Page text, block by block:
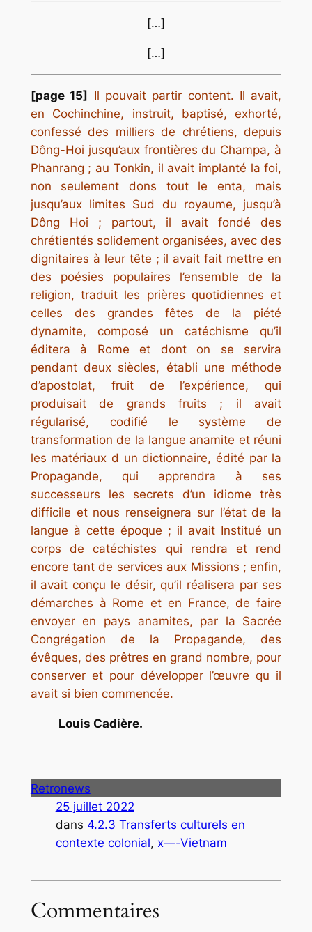
[…]
[…]
[page 15]
Il pouvait partir content. Il avait,
en Cochinchine, instruit, baptisé, exhorté,
confessé des milliers de chrétiens, depuis
Dông-Hoi jusqu’aux frontières du Champa, à
Phanrang ; au Tonkin, il avait implanté la foi,
non seulement dons tout le enta, mais
jusqu’aux limites Sud du royaume, jusqu’à
Dông Hoi ; partout, il avait fondé des
chrétientés solidement organisées, avec des
dignitaires à leur tête ; il avait fait mettre en
des poésies populaires l’ensemble de la
religion, traduit les prières quotidiennes et
celles des grandes fêtes de la piété
dynamite, composé un catéchisme qu’il
éditera à Rome et dont on se servira
pendant deux siècles, établi une méthode
d’apostolat, fruit de l’expérience, qui
produisait de grands fruits ; il avait
régularisé, codifié le système de
transformation de la langue anamite et réuni
les matériaux d un dictionnaire, édité par la
Propagande, qui apprendra à ses
successeurs les secrets d’un idiome très
difficile et nous renseignera sur l’état de la
langue à cette époque ; il avait Institué un
corps de catéchistes qui rendra et rend
encore tant de services aux Missions ; enfin,
il avait conçu le désir, qu’il réalisera par ses
démarches à Rome et en France, de faire
envoyer en pays anamites, par la Sacrée
Congrégation de la Propagande, des
évêques, des prêtres en grand nombre, pour
conserver et pour développer l’œuvre qu il
avait si bien commencée.
Louis Cadière.
Retronews
25 juillet 2022
dans 4.2.3 Transferts culturels en
contexte colonial, x—-Vietnam
Commentaires